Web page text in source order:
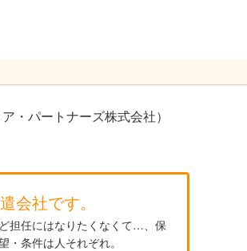
ア・パートナーズ株式会社）
会社です。
担任にはなりたくなくて…、保
条件は人それぞれ。